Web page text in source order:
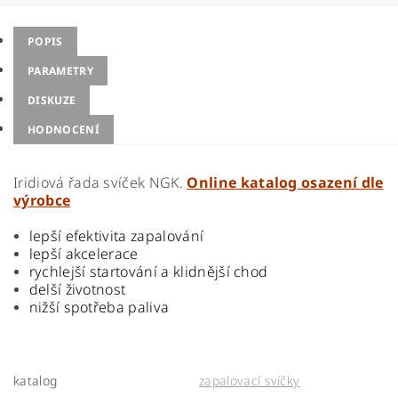
POPIS
PARAMETRY
DISKUZE
HODNOCENÍ
Iridiová řada svíček NGK. Online katalog osazení dle
výrobce
lepší efektivita zapalování
lepší akcelerace
rychlejší startování a klidnější chod
delší životnost
nižší spotřeba paliva
katalog zapalovací svíčky